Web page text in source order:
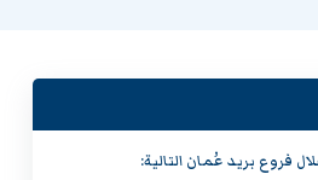
فروع بريد عُمان التالية: